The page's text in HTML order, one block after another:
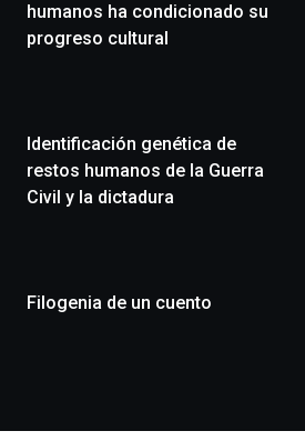
edición
de
un
festival
que
llenará
monólogos,
de
humanos ha condicionado su
progreso cultural
Identificación genética de
restos humanos de la Guerra
Civil y la dictadura
Filogenia de un cuento